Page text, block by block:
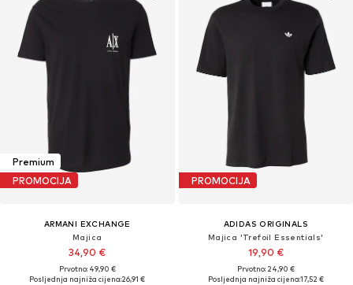
Premium
PROMOCIJA
ARMANI EXCHANGE
Majica
34,90 €
Prvotno: 49,90 €
Posljednja najniža cijena:26,91 €
PROMOCIJA
ADIDAS ORIGINALS
Majica 'Trefoil Essentials'
19,90 €
Prvotno: 24,90 €
Posljednja najniža cijena:17,52 €